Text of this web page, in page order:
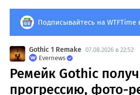
Подписывайтесь на WTFTime
Gothic 1 Remake 07.08.2026 в 22:52
Evernews
Ремейк Gothic
прогрессию, фото-